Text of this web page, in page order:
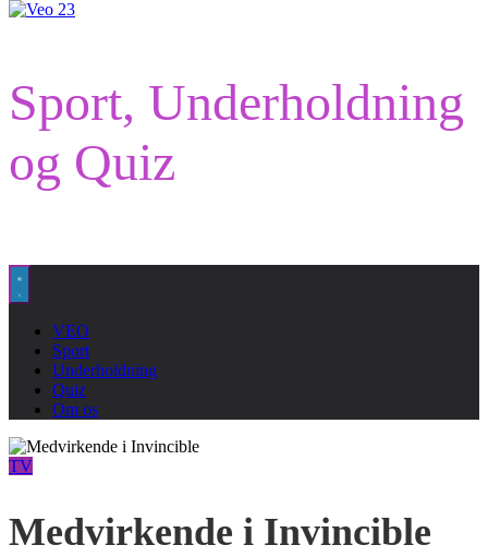
Sport, Underholdning
og Quiz
VEO
Sport
Underholdning
Quiz
Om os
TV
Medvirkende i Invincible